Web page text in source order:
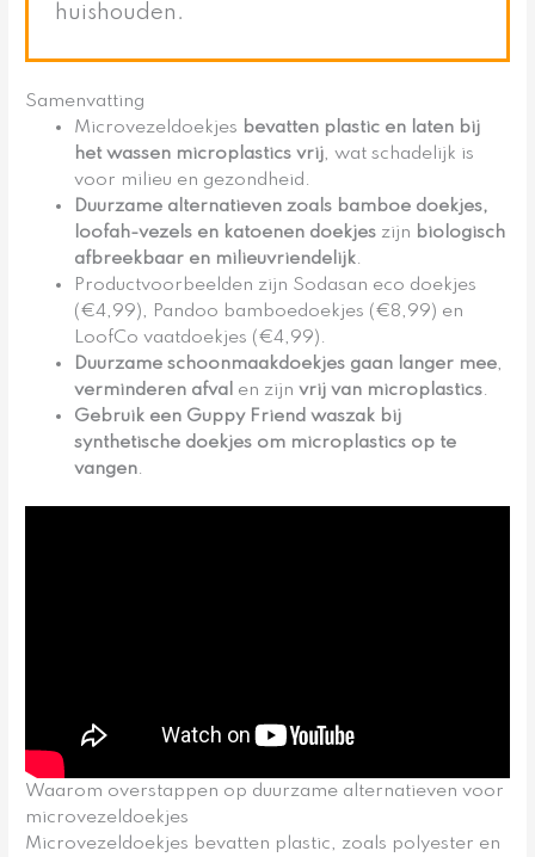
huishouden.
Samenvatting
Microvezeldoekjes bevatten plastic en laten bij
het wassen microplastics vrij, wat schadelijk is
voor milieu en gezondheid.
Duurzame alternatieven zoals bamboe doekjes,
loofah-vezels en katoenen doekjes zijn biologisch
afbreekbaar en milieuvriendelijk.
Productvoorbeelden zijn Sodasan eco doekjes
(€4,99), Pandoo bamboedoekjes (€8,99) en
LoofCo vaatdoekjes (€4,99).
Duurzame schoonmaakdoekjes gaan langer mee,
verminderen afval en zijnvrij van microplastics.
Gebruik een Guppy Friend waszak bij
synthetische doekjes om microplastics op te
vangen.
Waarom overstappen op duurzame alternatieven voor
microvezeldoekjes
Microvezeldoekjes bevatten plastic, zoals polyester en